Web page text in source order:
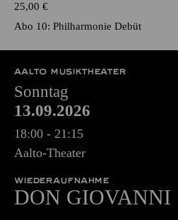
25,00 €
Abo 10: Philharmonie Debüt
AALTO MUSIKTHEATER
Sonntag
13.09.2026
18:00 - 21:15
Aalto-Theater
WIEDERAUFNAHME
DON GIO­VANNI